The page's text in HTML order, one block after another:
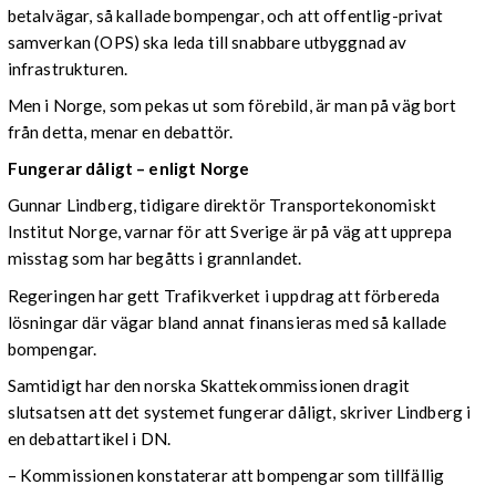
betalvägar, så kallade bompengar, och att offentlig-privat
samverkan (OPS) ska leda till snabbare utbyggnad av
infrastrukturen.
Men i Norge, som pekas ut som förebild, är man på väg bort
från detta, menar en debattör.
Fungerar dåligt – enligt Norge
Gunnar Lindberg, tidigare direktör Transportekonomiskt
Institut Norge, varnar för att Sverige är på väg att upprepa
misstag som har begåtts i grannlandet.
Regeringen har gett Trafikverket i uppdrag att förbereda
lösningar där vägar bland annat finansieras med så kallade
bompengar.
Samtidigt har den norska Skattekommissionen dragit
slutsatsen att det systemet fungerar dåligt, skriver Lindberg i
en debattartikel i DN.
– Kommissionen konstaterar att bompengar som tillfällig